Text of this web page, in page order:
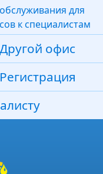
для
к специалистам
Другой офис
Регистрация